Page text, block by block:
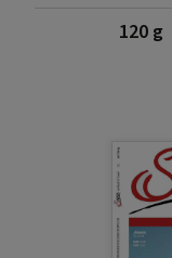
120 g